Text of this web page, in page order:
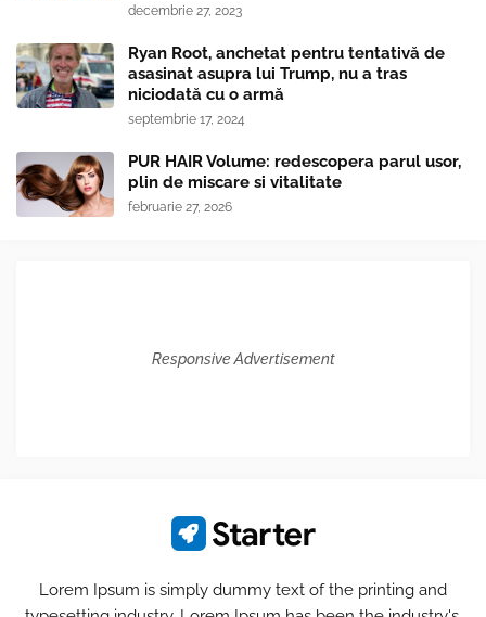
decembrie 27, 2023
Ryan Root, anchetat pentru tentativă de
asasinat asupra lui Trump, nu a tras
niciodată cu o armă
septembrie 17, 2024
PUR HAIR Volume: redescopera parul usor,
plin de miscare si vitalitate
februarie 27, 2026
Responsive Advertisement
Lorem Ipsum is simply dummy text of the printing and